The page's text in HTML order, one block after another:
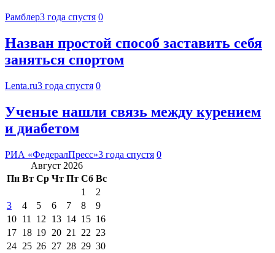
Рамблер3 года спустя 0
Назван простой способ заставить себя
заняться спортом
Lenta.ru3 года спустя 0
Ученые нашли связь между курением
и диабетом
РИА «ФедералПресс»3 года спустя 0
Август 2026
Пн Вт Ср Чт Пт Сб Вс
1
2
3
4 5 6 7 8
9
10 11 12 13 14 15 16
17 18 19 20 21 22 23
24 25 26 27 28 29 30